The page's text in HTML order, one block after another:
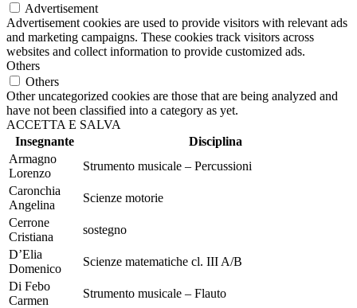
Advertisement
Advertisement cookies are used to provide visitors with relevant ads
and marketing campaigns. These cookies track visitors across
websites and collect information to provide customized ads.
Others
Others
Other uncategorized cookies are those that are being analyzed and
have not been classified into a category as yet.
ACCETTA E SALVA
Insegnante
Disciplina
Armagno
Lorenzo
Strumento musicale – Percussioni
Caronchia
Angelina
Scienze motorie
Cerrone
Cristiana
sostegno
D’Elia
Domenico
Scienze matematiche cl. III A/B
Di Febo
Carmen
Strumento musicale – Flauto